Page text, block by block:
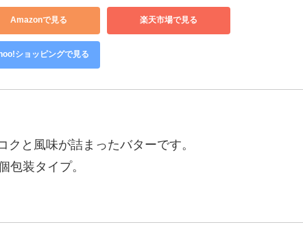
Amazonで見る 楽天市場で見る
ショッピングで見る
と風味が詰まったバターです。
包装タイプ。